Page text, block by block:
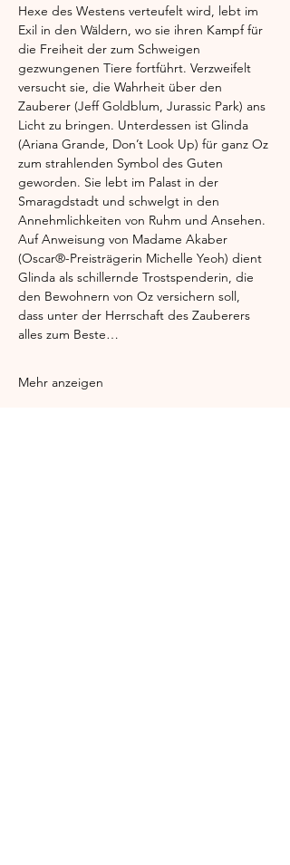
Hexe des Westens verteufelt wird, lebt im
Exil in den Wäldern, wo sie ihren Kampf für
die Freiheit der zum Schweigen
gezwungenen Tiere fortführt. Verzweifelt
versucht sie, die Wahrheit über den
Zauberer (Jeff Goldblum, Jurassic Park) ans
Licht zu bringen. Unterdessen ist Glinda
(Ariana Grande, Don’t Look Up) für ganz Oz
zum strahlenden Symbol des Guten
geworden. Sie lebt im Palast in der
Smaragdstadt und schwelgt in den
Annehmlichkeiten von Ruhm und Ansehen.
Auf Anweisung von Madame Akaber
(Oscar®-Preisträgerin Michelle Yeoh) dient
Glinda als schillernde Trostspenderin, die
den Bewohnern von Oz versichern soll,
dass unter der Herrschaft des Zauberers
alles zum Beste…
Mehr anzeigen